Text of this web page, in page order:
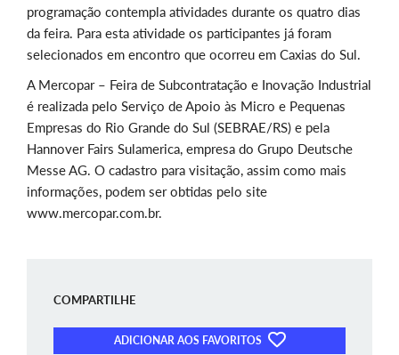
programação contempla atividades durante os quatro dias
da feira. Para esta atividade os participantes já foram
selecionados em encontro que ocorreu em Caxias do Sul.
A Mercopar – Feira de Subcontratação e Inovação Industrial
é realizada pelo Serviço de Apoio às Micro e Pequenas
Empresas do Rio Grande do Sul (SEBRAE/RS) e pela
Hannover Fairs Sulamerica, empresa do Grupo Deutsche
Messe AG. O cadastro para visitação, assim como mais
informações, podem ser obtidas pelo site
www.mercopar.com.br.
COMPARTILHE
ADICIONAR AOS FAVORITOS